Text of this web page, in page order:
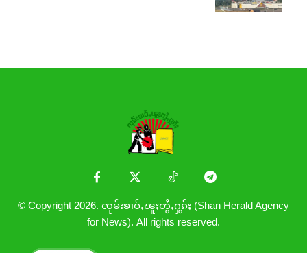
© Copyright 2026. ၸုမ်းၶၢဝ်ႇၽူႈတွႆႇႁွၵ်ႈ (Shan Herald Agency
for News). All rights reserved.